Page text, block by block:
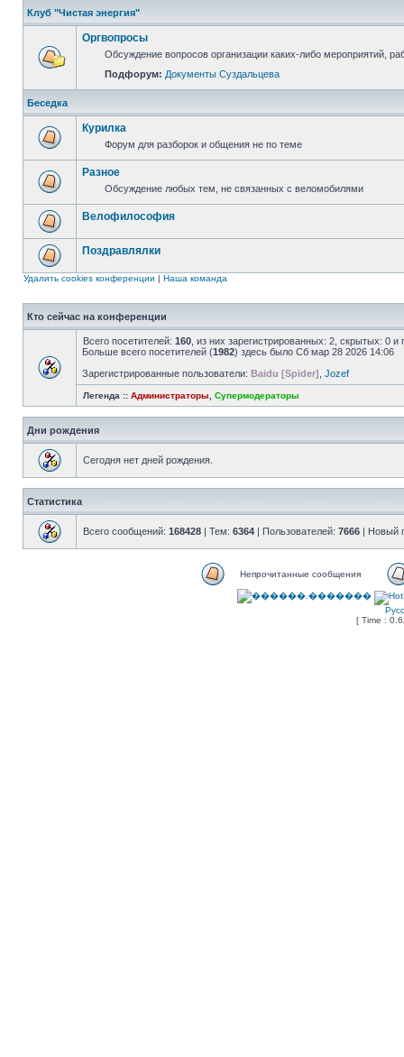
Клуб "Чистая энергия"
Оргвопросы
Обсуждение вопросов организации каких-либо мероприятий,
Подфорум: Документы Суздальцева
Беседка
Курилка
Форум для разборок и общения не по теме
Разное
Обсуждение любых тем, не связанных с веломобилями
Велофилософия
Поздравлялки
Удалить cookies конференции | Наша команда
Кто сейчас на конференции
Всего посетителей: 160 , из них зарегистрированных: 2, скрытых: 0
Больше всего посетителей (1982) здесь было Сб мар 28 2026 14:06
Зарегистрированные пользователи: Baidu [Spider] Jozef
Легенда :: Администраторы Супермодераторы
Дни рождения
Сегодня нет дней рождения.
Статистика
Всего сообщений: 168428 | Тем: 6364 | Пользователей: 7666 | Новый
Непрочитанные сообщения
[ Time :